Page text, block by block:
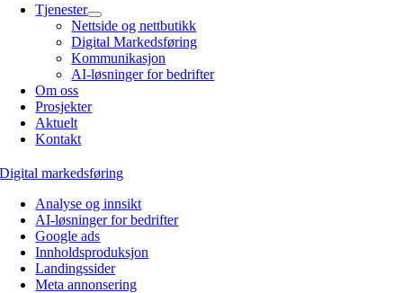
Tjenester
Nettside og nettbutikk
Digital Markedsføring
Kommunikasjon
AI-løsninger for bedrifter
Om oss
Prosjekter
Aktuelt
Kontakt
Digital markedsføring
Analyse og innsikt
AI-løsninger for bedrifter
Google ads
Innholdsproduksjon
Landingssider
Meta annonsering